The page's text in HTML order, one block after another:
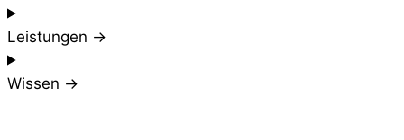
Leistungen →
Wissen →